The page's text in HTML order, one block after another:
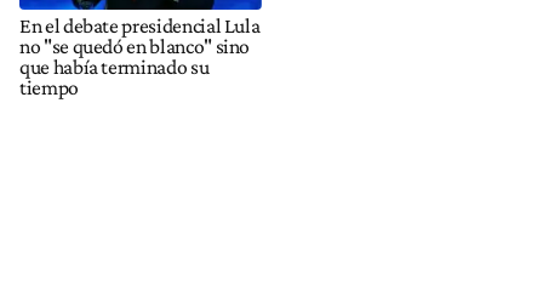
En el debate presidencial Lula
no "se quedó en blanco" sino
que había terminado su
tiempo